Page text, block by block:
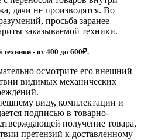
дачи не производятся. Во
просьба заранее
заказываемой техники.
- от 400 до 600₽.
осмотрите его внешний
видимых механических
виду, комплектации и
подписью в товарно-
получение товара,
претензий к доставленному